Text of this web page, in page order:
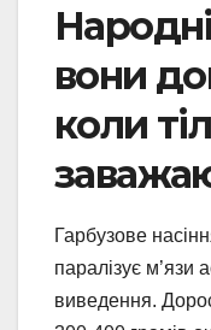
вони
коли
Гарбузове
паралізує м’язи
виведення.